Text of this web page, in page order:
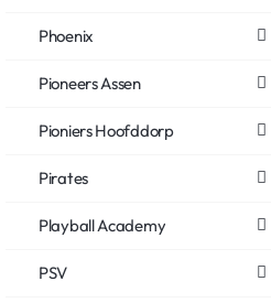
Phoenix
Pioneers Assen
Pioniers Hoofddorp
Pirates
Playball Academy
PSV